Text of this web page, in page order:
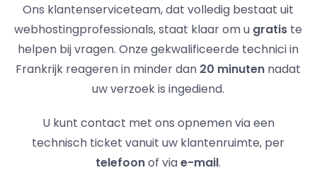
Ons klantenserviceteam, dat volledig bestaat uit
webhostingprofessionals, staat klaar om u gratis te
helpen bij vragen. Onze gekwalificeerde technici in
Frankrijk reageren in minder dan 20 minuten nadat
uw verzoek is ingediend.
U kunt contact met ons opnemen via een
technisch ticket vanuit uw klantenruimte, per
telefoonof viae-mail.